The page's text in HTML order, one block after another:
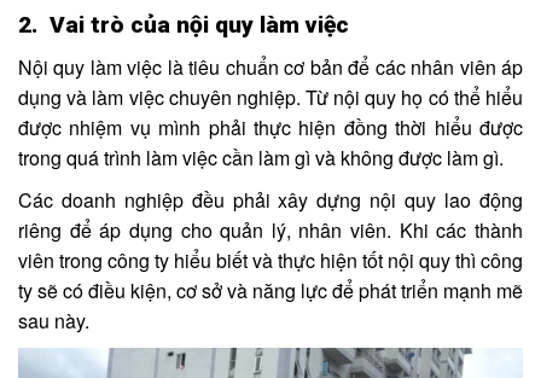
2. Vai trò của nội quy làm việc
Nội quy làm việc là tiêu chuẩn cơ bản để các nhân viên áp
dụng và làm việc chuyên nghiệp. Từ nội quy họ có thể hiểu
được nhiệm vụ mình phải thực hiện đồng thời hiểu được
trong quá trình làm việc cần làm gì và không được làm gì.
Các doanh nghiệp đều phải xây dựng nội quy lao động
riêng để áp dụng cho quản lý, nhân viên. Khi các thành
viên trong công ty hiểu biết và thực hiện tốt nội quy thì công
ty sẽ có điều kiện, cơ sở và năng lực để phát triển mạnh mẽ
sau này.